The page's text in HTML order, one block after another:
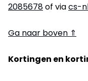
2085678of viacs-
Ga naar boven ⇑
Kortingen en